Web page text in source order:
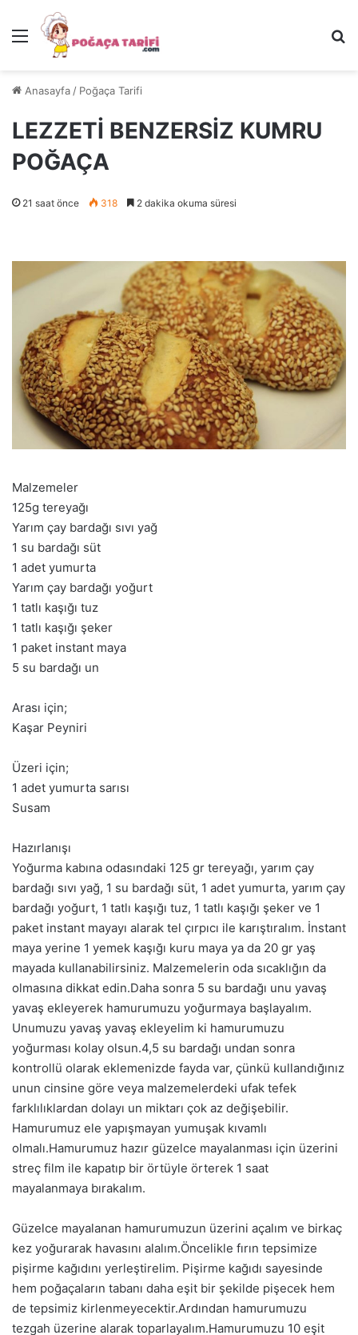
Menü
Anasayfa / Poğaça Tarifi
LEZZETİ BENZERSİZ KUMRU
POĞAÇA
21 saat önce 318 2 dakika okuma süresi
Malzemeler
125g tereyağı
Yarım çay bardağı sıvı yağ
1 su bardağı süt
1 adet yumurta
Yarım çay bardağı yoğurt
1 tatlı kaşığı tuz
1 tatlı kaşığı şeker
1 paket instant maya
5 su bardağı un
Arası için;
Kaşar Peyniri
Üzeri için;
1 adet yumurta sarısı
Susam
Hazırlanışı
Yoğurma kabına odasındaki 125 gr tereyağı, yarım çay
bardağı sıvı yağ, 1 su bardağı süt, 1 adet yumurta, yarım çay
bardağı yoğurt, 1 tatlı kaşığı tuz, 1 tatlı kaşığı şeker ve 1
paket instant mayayı alarak tel çırpıcı ile karıştıralım. İnstant
maya yerine 1 yemek kaşığı kuru maya ya da 20 gr yaş
mayada kullanabilirsiniz. Malzemelerin oda sıcaklığın da
olmasına dikkat edin.Daha sonra 5 su bardağı unu yavaş
yavaş ekleyerek hamurumuzu yoğurmaya başlayalım.
Unumuzu yavaş yavaş ekleyelim ki hamurumuzu
yoğurması kolay olsun.4,5 su bardağı undan sonra
kontrollü olarak eklemenizde fayda var, çünkü kullandığınız
unun cinsine göre veya malzemelerdeki ufak tefek
farklılıklardan dolayı un miktarı çok az değişebilir.
Hamurumuz ele yapışmayan yumuşak kıvamlı
olmalı.Hamurumuz hazır güzelce mayalanması için üzerini
streç film ile kapatıp bir örtüyle örterek 1 saat
mayalanmaya bırakalım.
Güzelce mayalanan hamurumuzun üzerini açalım ve birkaç
kez yoğurarak havasını alalım.Öncelikle fırın tepsimize
pişirme kağıdını yerleştirelim. Pişirme kağıdı sayesinde
hem poğaçaların tabanı daha eşit bir şekilde pişecek hem
de tepsimiz kirlenmeyecektir.Ardından hamurumuzu
tezgah üzerine alarak toparlayalım.Hamurumuzu 10 eşit